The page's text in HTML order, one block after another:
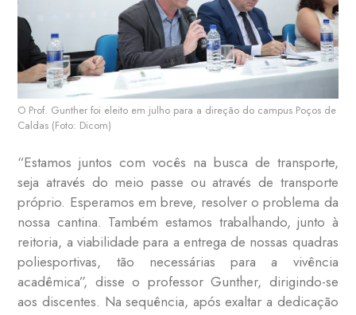
O Prof. Gunther foi eleito em julho para a direção do campus Poços de
Caldas (Foto: Dicom)
“Estamos juntos com vocês na busca de transporte,
seja através do meio passe ou através de transporte
próprio. Esperamos em breve, resolver o problema da
nossa cantina. Também estamos trabalhando, junto à
reitoria, a viabilidade para a entrega de nossas quadras
poliesportivas, tão necessárias para a vivência
acadêmica”, disse o professor Gunther, dirigindo-se
aos discentes. Na sequência, após exaltar a dedicação